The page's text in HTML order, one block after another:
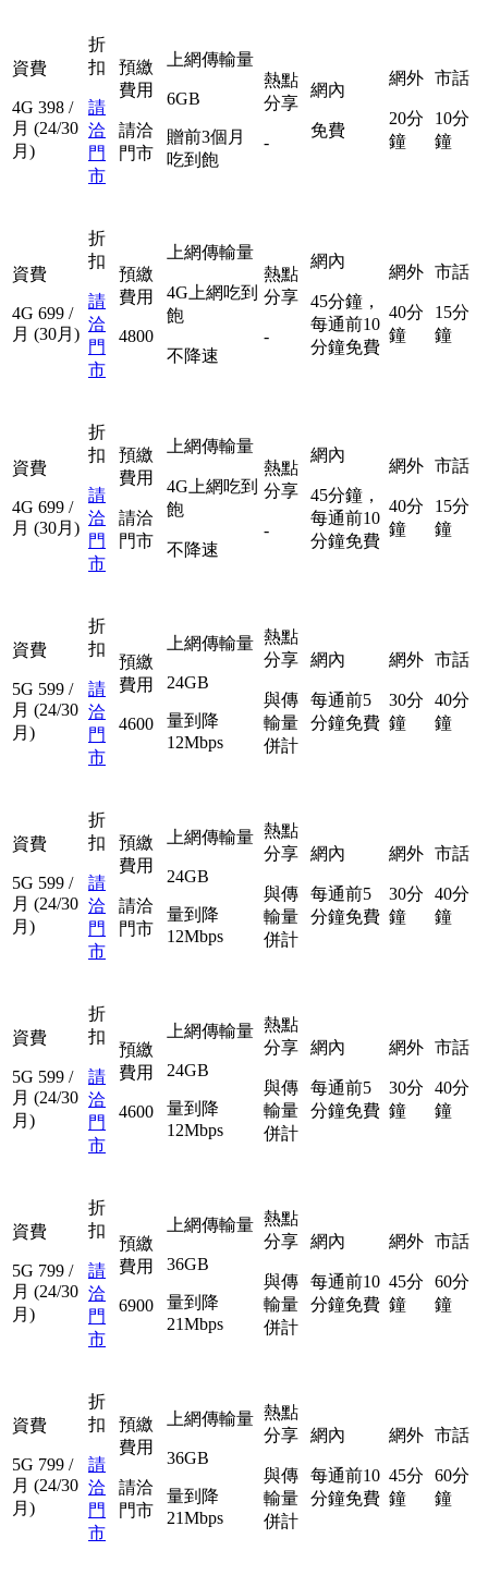
資費
4G 398 /
月 (24/30
月)
折
扣
請
洽
門
市
預繳
費用
請洽
門市
上網傳輸量
6GB
贈前3個月
吃到飽
熱點
分享
-
網內
免費
網外
20分
鐘
市話
10分
鐘
資費
4G 699 /
月 (30月)
折
扣
請
洽
門
市
預繳
費用
4800
上網傳輸量
4G上網吃到
飽
不降速
熱點
分享
-
網內
45分鐘，
每通前10
分鐘免費
網外
40分
鐘
市話
15分
鐘
資費
4G 699 /
月 (30月)
折
扣
請
洽
門
市
預繳
費用
請洽
門市
上網傳輸量
4G上網吃到
飽
不降速
熱點
分享
-
網內
45分鐘，
每通前10
分鐘免費
網外
40分
鐘
市話
15分
鐘
資費
5G 599 /
月 (24/30
月)
折
扣
請
洽
門
市
預繳
費用
4600
上網傳輸量
24GB
量到降
12Mbps
熱點
分享
與傳
輸量
併計
網內
每通前5
分鐘免費
網外
30分
鐘
市話
40分
鐘
資費
5G 599 /
月 (24/30
月)
折
扣
請
洽
門
市
預繳
費用
請洽
門市
上網傳輸量
24GB
量到降
12Mbps
熱點
分享
與傳
輸量
併計
網內
每通前5
分鐘免費
網外
30分
鐘
市話
40分
鐘
資費
5G 599 /
月 (24/30
月)
折
扣
請
洽
門
市
預繳
費用
4600
上網傳輸量
24GB
量到降
12Mbps
熱點
分享
與傳
輸量
併計
網內
每通前5
分鐘免費
網外
30分
鐘
市話
40分
鐘
資費
5G 799 /
月 (24/30
月)
折
扣
請
洽
門
市
預繳
費用
6900
上網傳輸量
36GB
量到降
21Mbps
熱點
分享
與傳
輸量
併計
網內
每通前10
分鐘免費
網外
45分
鐘
市話
60分
鐘
資費
5G 799 /
月 (24/30
月)
折
扣
請
洽
門
市
預繳
費用
請洽
門市
上網傳輸量
36GB
量到降
21Mbps
熱點
分享
與傳
輸量
併計
網內
每通前10
分鐘免費
網外
45分
鐘
市話
60分
鐘